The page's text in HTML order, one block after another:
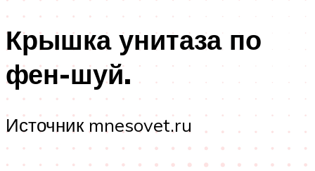
Крышка унитаза по
фен-шуй.
Источник mnesovet.ru